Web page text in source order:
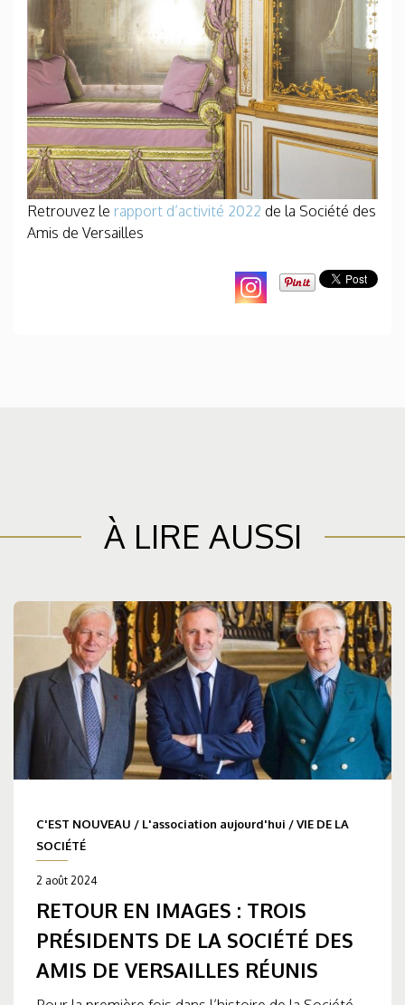
Retrouvez le rapport d’activité 2022 de la Société des
Amis de Versailles
À LIRE AUSSI
C'EST NOUVEAU / L'association aujourd'hui /VIE DE LA
SOCIÉTÉ
2 août 2024
RETOUR EN IMAGES : TROIS
PRÉSIDENTS DE LA SOCIÉTÉ DES
AMIS DE VERSAILLES RÉUNIS